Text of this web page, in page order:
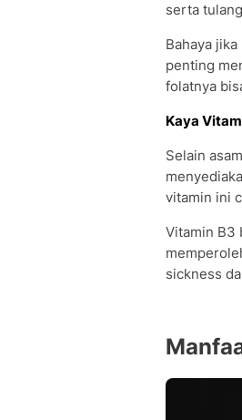
serta
Bahaya
penting
folatnya
Kaya
Selain
vitamin ini
Vitamin B3
sickness